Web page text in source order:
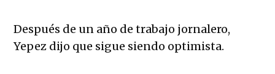
Después de un año de trabajo jornalero,
Yepez dijo que sigue siendo optimista.